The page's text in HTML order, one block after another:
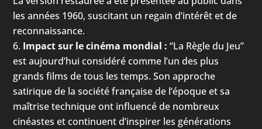
les années 1960, suscitant un regain d’intérêt et de
reconnaissance.
Impact sur le cinéma mondial : “La Règle du Jeu”
est aujourd’hui considéré comme l’un des plus
grands films de tous les temps. Son approche
satirique de la société française de l’époque et sa
maîtrise technique ont influencé de nombreux
cinéastes et continuent d’inspirer les générations